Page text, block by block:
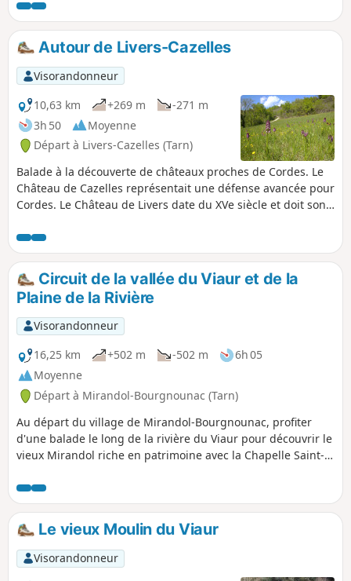
Autour de Livers-Cazelles
Visorandonneur
10,63 km
+269 m
-271 m
3h 50
Moyenne
Départ à Livers-Cazelles (Tarn)
Balade à la découverte de châteaux proches de Cordes. Le
Château de Cazelles représentait une défense avancée pour
Cordes. Le Château de Livers date du XVe siècle et doit son
larges chemins et sentiers.
Circuit de la vallée du Viaur et de la
Plaine de la Rivière
Visorandonneur
16,25 km
+502 m -502 m
6h 05
Moyenne
Départ à Mirandol-Bourgnounac (Tarn)
Au départ du village de Mirandol-Bourgnounac, profiter
d'une balade le long de la rivière du Viaur pour découvrir le
vieux Mirandol riche en patrimoine avec la Chapelle Saint-
vue.
Le vieux Moulin du Viaur
Visorandonneur